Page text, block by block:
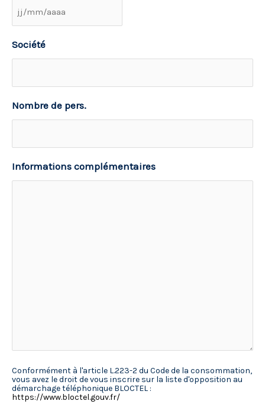
Société
Nombre de pers.
Informations complémentaires
Conformément à l'article L.223-2 du Code de la consommation,
vous avez le droit de vous inscrire sur la liste d'opposition au
démarchage téléphonique BLOCTEL :
https://www.bloctel.gouv.fr/